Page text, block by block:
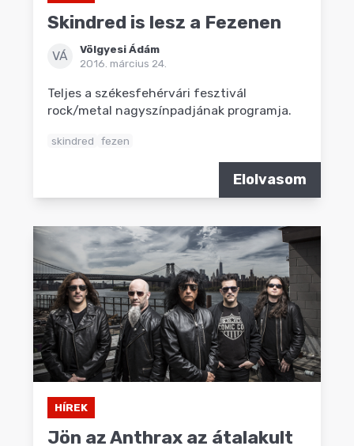
Skindred is lesz a Fezenen
VÁ
Völgyesi Ádám
2016. március 24.
Teljes a székesfehérvári fesztivál
rock/metal nagyszínpadjának programja.
skindred fezen
Elolvasom
HÍREK
Jön az Anthrax az átalakult